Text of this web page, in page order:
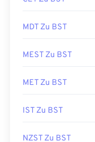
MDT Zu BST
MEST Zu BST
MET Zu BST
IST Zu BST
NZST Zu BST